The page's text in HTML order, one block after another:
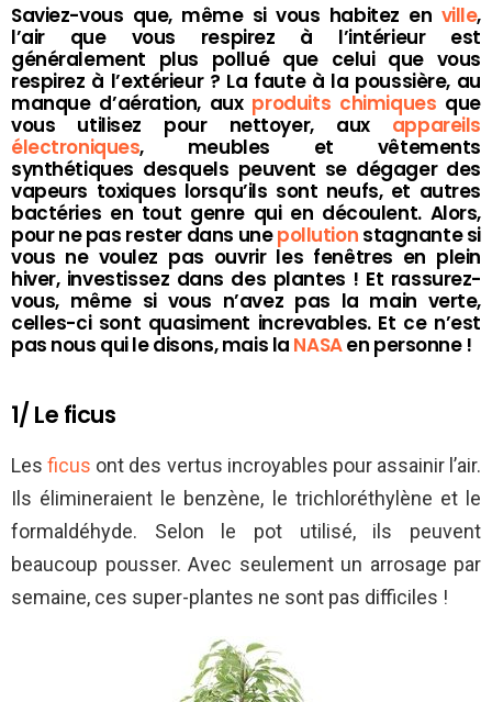
Saviez-vous que, même si vous habitez en ville,
l’air que vous respirez à l’intérieur est
généralement plus pollué que celui que vous
respirez à l’extérieur ? La faute à la poussière, au
manque d’aération, aux produits chimiques que
vous utilisez pour nettoyer, aux appareils
électroniques, meubles et vêtements
synthétiques desquels peuvent se dégager des
vapeurs toxiques lorsqu’ils sont neufs, et autres
bactéries en tout genre qui en découlent. Alors,
pour ne pas rester dans unepollution stagnante si
vous ne voulez pas ouvrir les fenêtres en plein
hiver, investissez dans des plantes ! Et rassurez-
vous, même si vous n’avez pas la main verte,
celles-ci sont quasiment increvables. Et ce n’est
pas nous qui le disons, mais la NASAen personne !
1/ Le ficus
Lesficus ont des vertus incroyables pour assainir l’air.
Ils élimineraient le benzène, le trichloréthylène et le
formaldéhyde. Selon le pot utilisé, ils peuvent
beaucoup pousser. Avec seulement un arrosage par
semaine, ces super-plantes ne sont pas difficiles !